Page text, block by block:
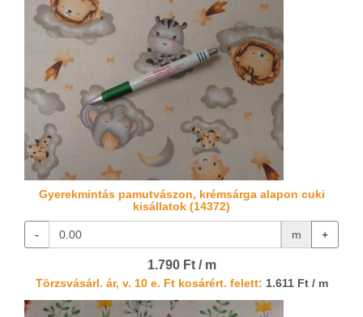
Gyerekmintás pamutvászon, krémsárga alapon cuki
kisállatok (14372)
- m +
1.790 Ft / m
Törzsvásárl. ár, v. 10 e. Ft kosárért. felett: 1.611 Ft / m